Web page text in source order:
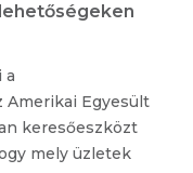
a
Amerikai Egyesült
keresőeszközt
mely üzletek